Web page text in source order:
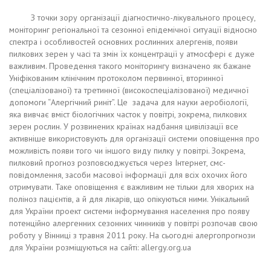
З точки зору організації діагностично-лікувального процесу,
моніторинг регіональної та сезонної епідемічної ситуації відносно
спектра і особливостей основних рослинних алергенів, появи
пилкових зерен у часі та змін їх концентрації у атмосфері є дуже
важливим. Проведення такого моніторингу визначено як бажане
Уніфікованим клінічним протоколом первинної, вторинної
(спеціалізованої) та третинної (високоспеціалізованої) медичної
допомоги “Алергічний риніт”. Це задача для науки аеробіології,
яка вивчає вміст біологічних часток у повітрі, зокрема, пилкових
зерен рослин. У розвинених країнах надбання цивілізації все
активніше використовують для організації системи оповіщення про
можливість появи того чи іншого виду пилку у повітрі. Зокрема,
пилковий прогноз розповсюджується через Інтернет, смс-
повідомлення, засоби масової інформації для всіх охочих його
отримувати. Таке оповіщення є важливим не тільки для хворих на
поліноз пацієнтів, а й для лікарів, що опікуються ними. Унікальний
для України проект системи інформування населення про появу
потенційно алергенних сезонних чинників у повітрі розпочав свою
роботу у Вінниці з травня 2011 року. На сьогодні алергопрогнози
для України розміщуються на сайті: allergy.org.ua